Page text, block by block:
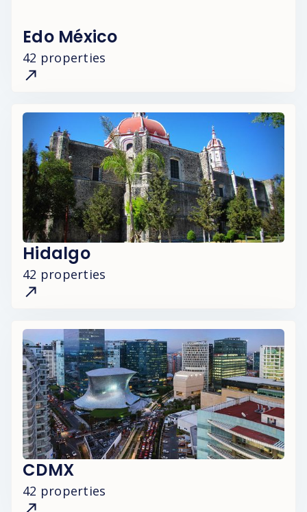
Edo México
42 properties
Hidalgo
42 properties
CDMX
42 properties